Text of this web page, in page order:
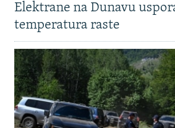
Elektrane na Dunavu
temperatura raste